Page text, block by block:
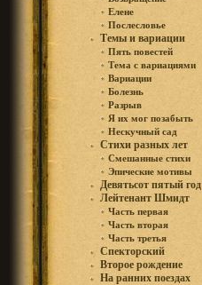
Елене
Послесловье
Темы и вариации
Пять повестей
Тема с вариациями
Вариации
Болезнь
Разрыв
Я их мог позабыть
Нескучный сад
Стихи разных лет
Смешанные стихи
Эпические мотивы
Девятьсот пятый год
Лейтенант Шмидт
Часть первая
Часть вторая
Часть третья
Спекторский
Второе рождение
На ранних поездах